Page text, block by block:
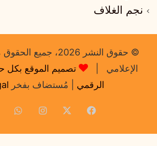
نجم الغلاف
© حقوق النشر 2026،
الإعلامي |
تصميم الموقع بكل
الرقمي | مُستضاف بفخر
فيسبوك انستقرام